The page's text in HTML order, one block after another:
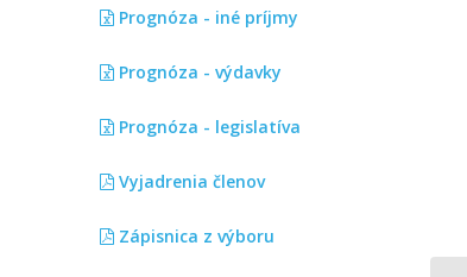
Prognóza - iné príjmy
Prognóza - výdavky
Prognóza - legislatíva
Vyjadrenia členov
Zápisnica z výboru